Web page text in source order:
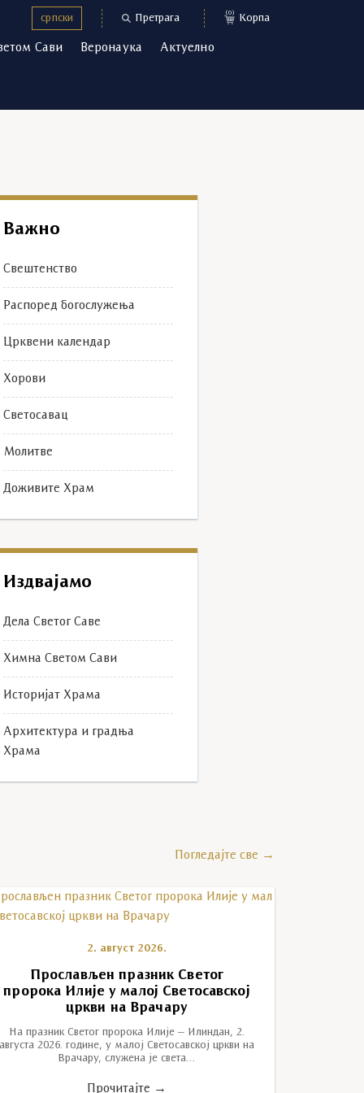
српски Претрага (0) Корпа
Сави Веронаука Актуелно
Важно
Свештенство
Распоред богослужења
Црквени календар
Хорови
Светосавац
Молитве
Доживите Храм
Издвајамо
Дела Светог Саве
Химна Светом Сави
Историјат Храма
Архитектура и градња
Храма
Погледајте све →
2. август 2026.
Прослављен празник Светог
пророка Илије у малој Светосавској
цркви на Врачару
На празник Светог пророка Илије – Илиндан, 2.
августа 2026. године, у малој Светосавској цркви на
Врачару, служена је света…
Прочитајте →